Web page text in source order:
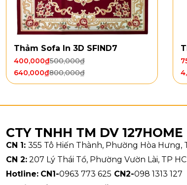
Thảm Sofa In 3D SFIND7
500,000₫
400,000₫
800,000₫
640,000₫
CTY TNHH TM DV 127HOME
CN 1: 355 Tô Hiến Thành, Phường Hòa Hưng,
CN 2: 207 Lý Thái Tổ, Phường Vườn Lài, TP
Hotline: CN1-0963 773 625 CN2-098 1313 127